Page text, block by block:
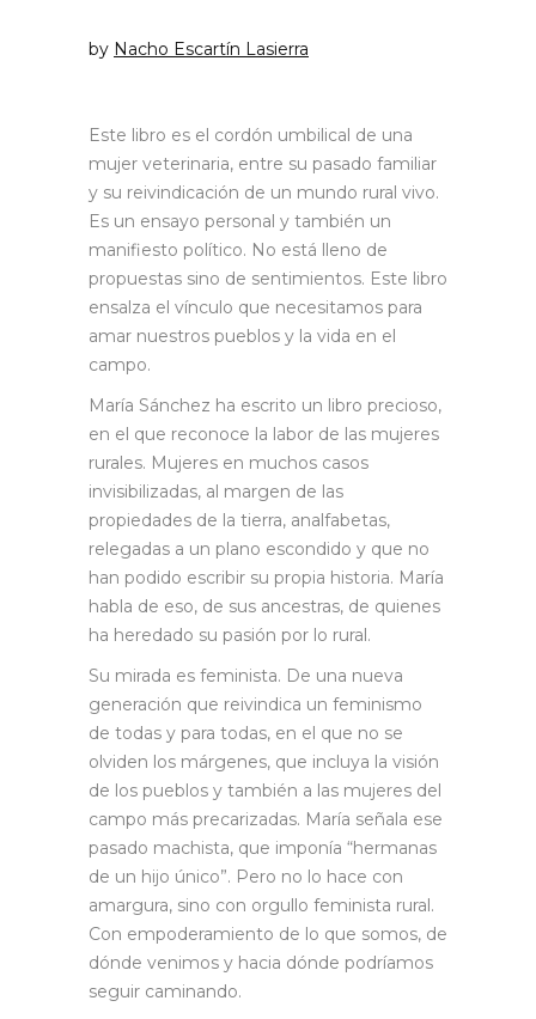
by Nacho Escartín Lasierra
Este libro es el cordón umbilical de una
mujer veterinaria, entre su pasado familiar
y su reivindicación de un mundo rural vivo.
Es un ensayo personal y también un
manifiesto político. No está lleno de
propuestas sino de sentimientos. Este libro
ensalza el vínculo que necesitamos para
amar nuestros pueblos y la vida en el
campo.
María Sánchez ha escrito un libro precioso,
en el que reconoce la labor de las mujeres
rurales. Mujeres en muchos casos
invisibilizadas, al margen de las
propiedades de la tierra, analfabetas,
relegadas a un plano escondido y que no
han podido escribir su propia historia. María
habla de eso, de sus ancestras, de quienes
ha heredado su pasión por lo rural.
Su mirada es feminista. De una nueva
generación que reivindica un feminismo
de todas y para todas, en el que no se
olviden los márgenes, que incluya la visión
de los pueblos y también a las mujeres del
campo más precarizadas. María señala ese
pasado machista, que imponía “hermanas
de un hijo único”. Pero no lo hace con
amargura, sino con orgullo feminista rural.
Con empoderamiento de lo que somos, de
dónde venimos y hacia dónde podríamos
seguir caminando.